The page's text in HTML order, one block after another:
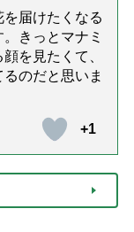
を届けたくなる
きっとマナミ
を見たくて、
のだと思いま
+1